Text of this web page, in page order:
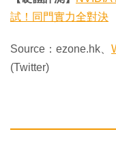
試！同門實力全對決
Source：ezone.hk、
(Twitter)